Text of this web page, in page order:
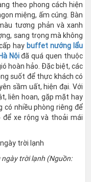
theo phong cách hiện
miệng, ấm cúng. Bàn
tương phản và xanh
sang trọng mà không
hay buffet nướng lẩu
Nộiđã quá quen thuộc
hoàn hảo. Đặc biệt, các
suốt để thực khách có
sầm uất, hiện đại. Với
liên hoan, gặp mặt hay
có nhiều phòng riêng để
để xe rộng và thoải mái
trời lạnh (Nguồn: